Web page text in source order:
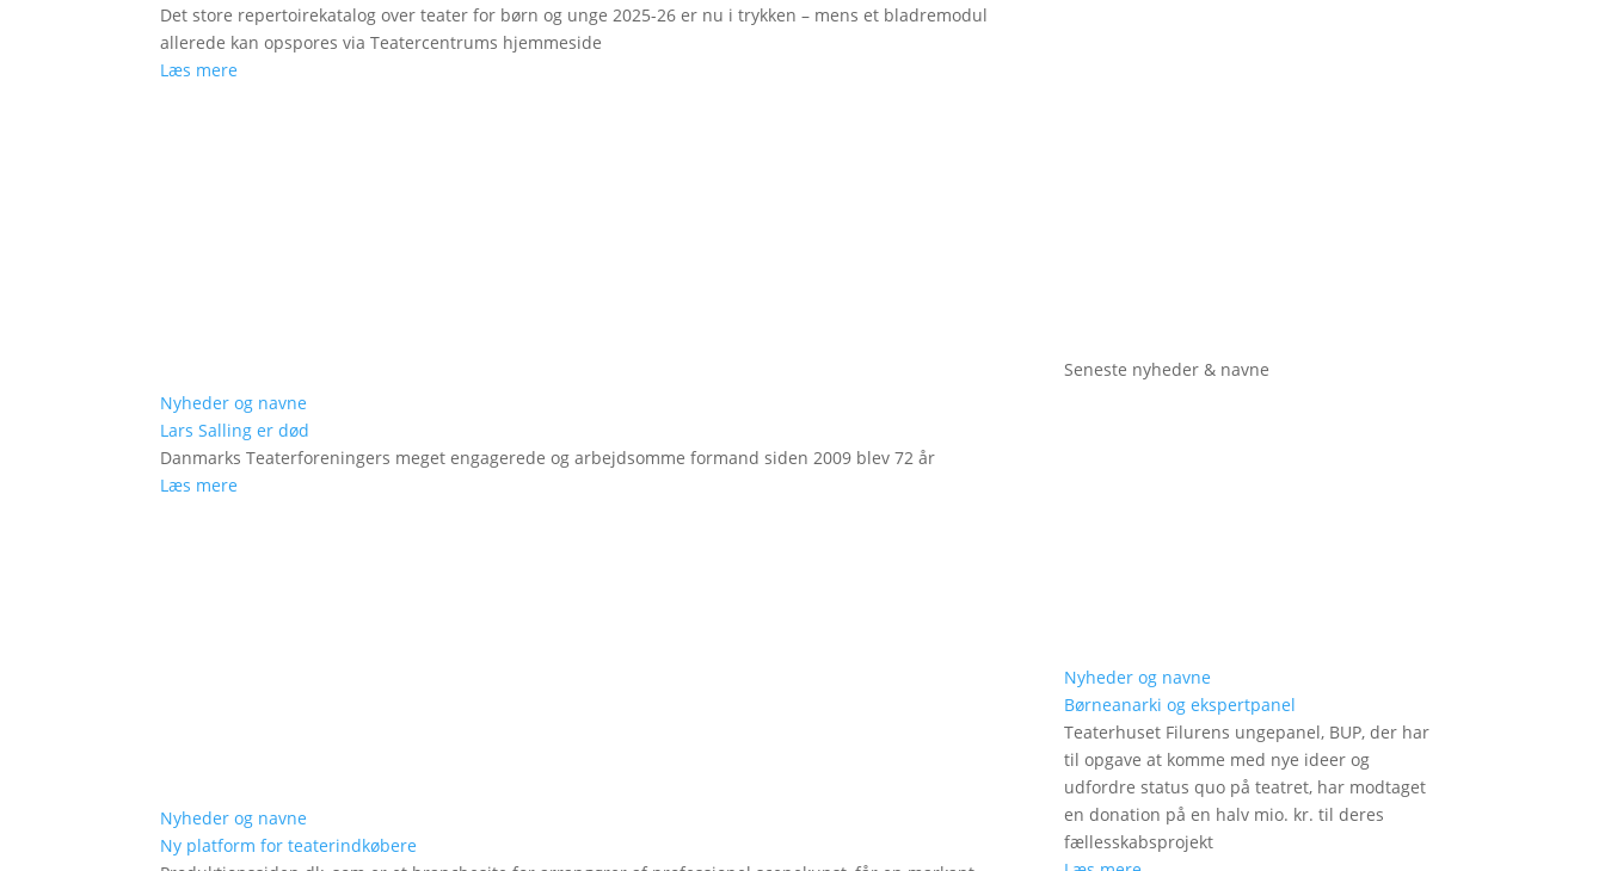
Det store repertoirekatalog over teater for børn og unge 2025-26 er nu i trykken – mens et bladremodul
allerede kan opspores via Teatercentrums hjemmeside
Læs mere
Nyheder og navne
Lars Salling er død
Danmarks Teaterforeningers meget engagerede og arbejdsomme formand siden 2009 blev 72 år
Læs mere
Nyheder og navne
Ny platform for teaterindkøbere
Seneste nyheder & navne
Nyheder og navne
Børneanarki og ekspertpanel
Teaterhuset Filurens ungepanel, BUP, der har
til opgave at komme med nye ideer og
udfordre status quo på teatret, har modtaget
en donation på en halv mio. kr. til deres
fællesskabsprojekt